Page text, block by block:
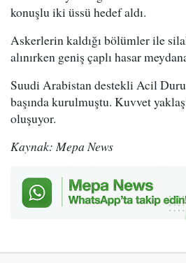
konuşlu iki üssü hedef aldı.
Askerlerin kaldığı bölümler ile
alınırken geniş çaplı hasar
Suudi Arabistan destekli Acil
başında kurulmuştu. Kuvvet
oluşuyor.
Kaynak: Mepa News